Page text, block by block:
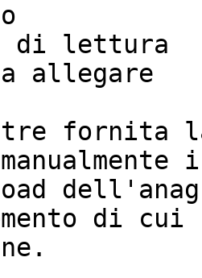
di lettura
allegare
fornita
di